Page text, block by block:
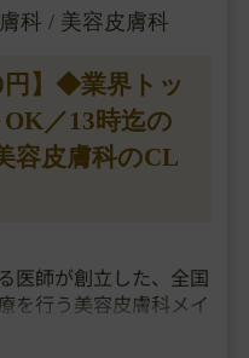
科 / 美容皮膚科
円】◆業界トッ
／13時迄の
容皮膚科のCL
医師が創立した、全国
を行う美容皮膚科メイ